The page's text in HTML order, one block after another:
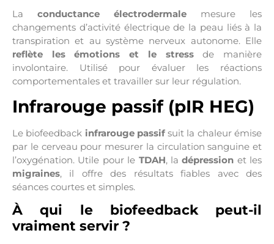
La conductance électrodermale mesure les
changements d’activité électrique de la peau liés à la
transpiration et au système nerveux autonome. Elle
reflète les émotions et le
stressde manière
involontaire. Utilisé pour évaluer les réactions
comportementales et travailler sur leur régulation.
Infrarouge passif (pIR HEG)
Le biofeedback infrarouge passifsuit la chaleur émise
par le cerveau pour mesurer la circulation sanguine et
l’oxygénation. Utile pour le TDAH, ladépression et les
migraines, il offre des résultats fiables avec des
séances courtes et simples.
À qui le biofeedback peut-il
vraiment servir ?